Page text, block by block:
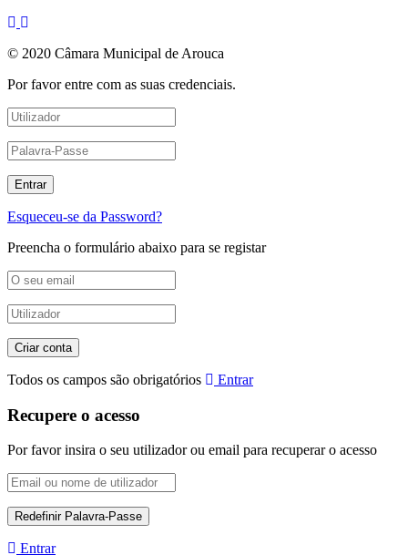
© 2020 Câmara Municipal de Arouca
Por favor entre com as suas credenciais.
Esqueceu-se da Password?
Preencha o formulário abaixo para se registar
Todos os campos são obrigatórios Entrar
Recupere o acesso
Por favor insira o seu utilizador ou email para recuperar o acesso
Entrar